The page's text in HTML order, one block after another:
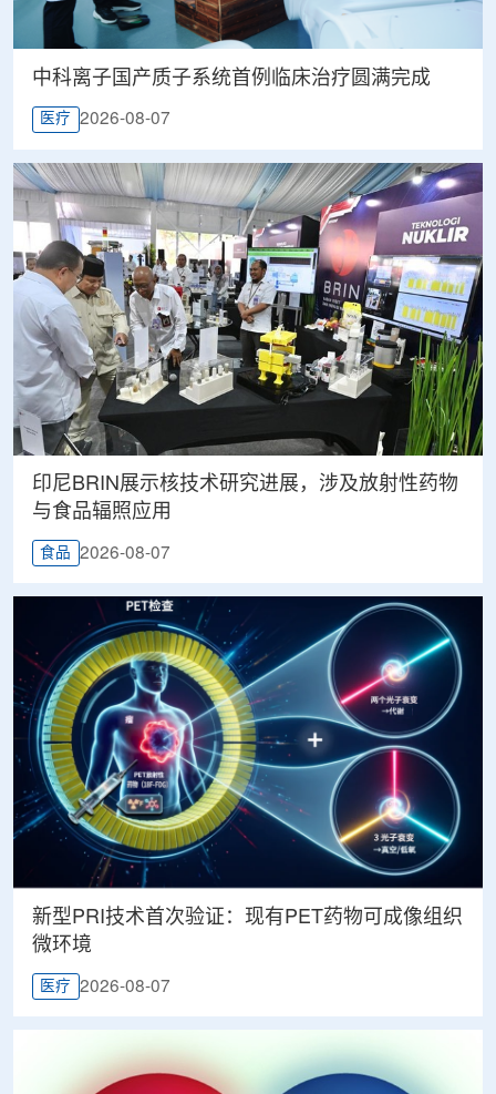
中科离子国产质子系统首例临床治疗圆满完成
医疗 2026-08-07
印尼BRIN展示核技术研究进展，涉及放射性药物
与食品辐照应用
食品 2026-08-07
新型PRI技术首次验证：现有PET药物可成像组织
微环境
医疗 2026-08-07